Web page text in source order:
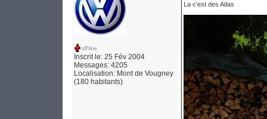
Inscrit le: 25 Fév 2004
Messages: 4205
Localisation: Mont de Vougney
(180 habitants)
La c'est des Atlas